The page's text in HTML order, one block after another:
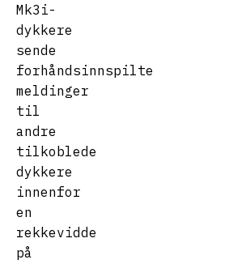
Mk3i-
dykkere
sende
forhåndsinnspilte
meldinger
til
andre
tilkoblede
dykkere
innenfor
en
rekkevidde
på